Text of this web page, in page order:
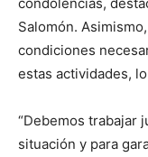
Salomón.
condiciones
estas actividades,
“Debemos trabajar
situación y para